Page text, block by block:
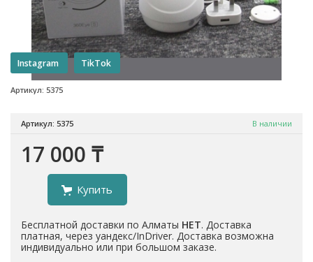
Артикул: 5375
Instagram TikTok
Артикул: 5375 В наличии
17 000 ₸
Купить
Бесплатной доставки по Алматы НЕТ. Доставка
платная, через уандекс/InDriver. Доставка возможна
индивидуально или при большом заказе.